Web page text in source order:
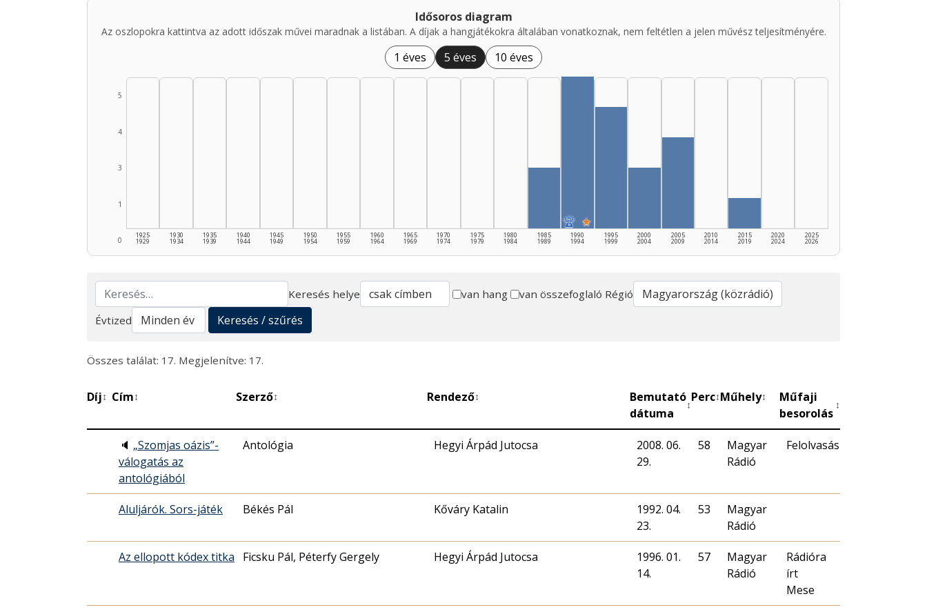
Idősoros diagram
Az oszlopokra kattintva az adott időszak művei maradnak a listában. A díjak a hangjátékokra általában vonatkoznak, nem feltétlen a jelen művész teljesítményére.
1 éves 5 éves 10 éves
0
1
3
4
5
1925
1929
1930
1934
1935
1939
1940
1944
1945
1949
1950
1954
1955
1959
1960
1964
1965
1969
1970
1974
1975
1979
1980
1984
1985
1989
🏆 ★
1990
1994
1995
1999
2000
2004
2005
2009
2010
2014
2015
2019
2020
2024
2025
2026
Keresés
Keresés helye van hang van összefoglaló Régió
Évtized
Keresés / szűrés
Összes találat: 17. Megjelenítve: 17.
Díj↕ Cím↕ Szerző↕ Rendező↕
Bemutató
dátuma
↕
Perc↕Műhely↕
Műfaji
besorolás
↕
🔈 „Szomjas oázis”-
válogatás az
antológiából
Antológia Hegyi Árpád Jutocsa
2008. 06.
29.
58
Magyar
Rádió
Felolvasás
Aluljárók. Sors-játék Békés Pál Kőváry Katalin
1992. 04.
23.
53
Magyar
Rádió
Az ellopott kódex titka Ficsku Pál, Péterfy Gergely Hegyi Árpád Jutocsa
1996. 01.
14.
57
Magyar
Rádió
Rádióra
írt
Mese